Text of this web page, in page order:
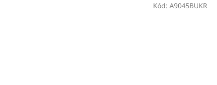
Kód: A9045BUKR